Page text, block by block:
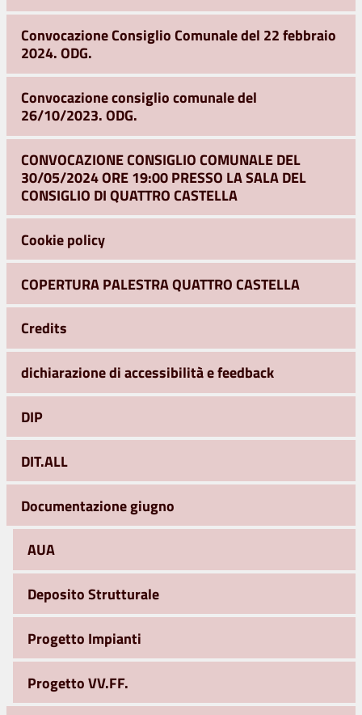
Convocazione Consiglio Comunale del 22 febbraio
2024. ODG.
Convocazione consiglio comunale del
26/10/2023. ODG.
CONVOCAZIONE CONSIGLIO COMUNALE DEL
30/05/2024 ORE 19:00 PRESSO LA SALA DEL
CONSIGLIO DI QUATTRO CASTELLA
Cookie policy
COPERTURA PALESTRA QUATTRO CASTELLA
Credits
dichiarazione di accessibilità e feedback
DIP
DIT.ALL
Documentazione giugno
AUA
Deposito Strutturale
Progetto Impianti
Progetto VV.FF.